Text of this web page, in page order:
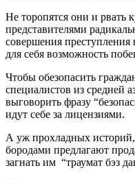
Не торопятся они и рвать
представителями
совершения преступления
для себя возможность
Чтобы обезопасить
специалистов из средней
выговорить фразу
идут себе за лицензиями.
А уж прохладных
бородами предлагают
загнать им “траумат бэз